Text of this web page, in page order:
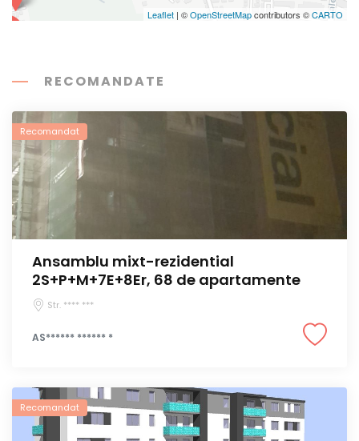
Leaflet | ©OpenStreetMapcontributors ©CARTO
RECOMANDATE
Recomandat
Ansamblu mixt-rezidential
2S+P+M+7E+8Er, 68 de apartamente
Str. **** ***
AS****** ****** *
Recomandat